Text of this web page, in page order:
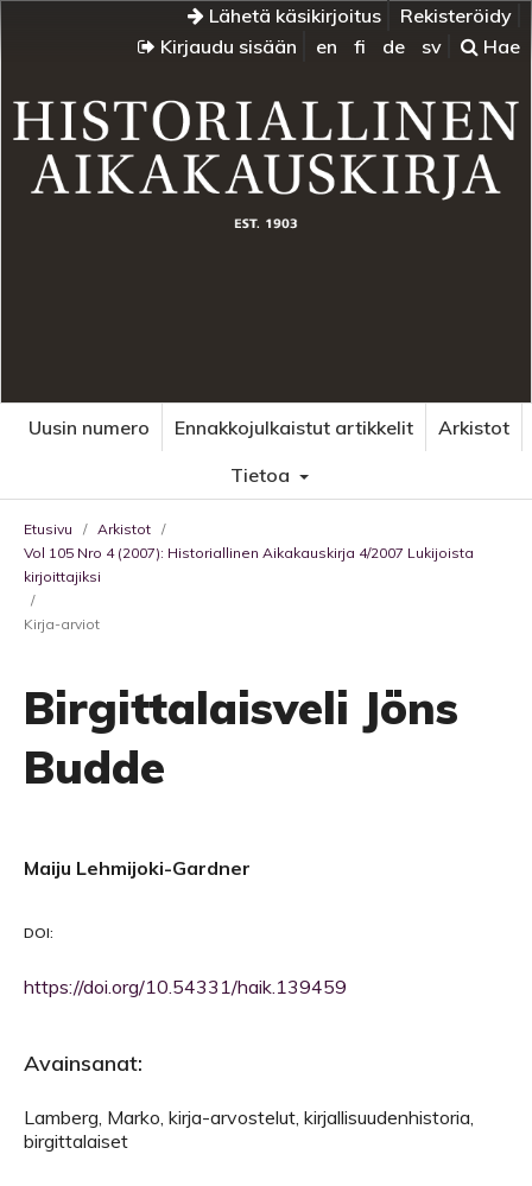
Lähetä käsikirjoitus
Rekisteröidy
Kirjaudu sisään
en fi de sv Hae
Uusin numero Ennakkojulkaistut artikkelit
Arkistot
Tietoa
Etusivu / Arkistot /
Vol 105 Nro 4 (2007): Historiallinen Aikakauskirja 4/2007 Lukijoista
kirjoittajiksi
/
Kirja-arviot
Birgittalaisveli Jöns
Budde
Maiju Lehmijoki-Gardner
DOI:
https://doi.org/10.54331/haik.139459
Avainsanat:
Lamberg, Marko, kirja-arvostelut, kirjallisuudenhistoria,
birgittalaiset